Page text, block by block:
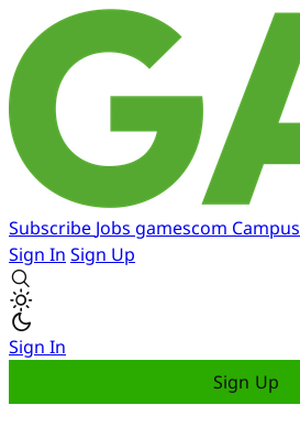
Subscribe Jobs gamescom Campus
Sign In Sign Up
Sign In
Sign Up